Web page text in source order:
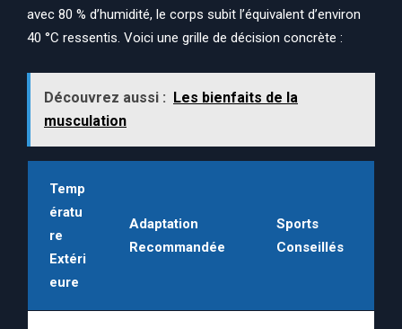
avec 80 % d’humidité, le corps subit l’équivalent d’environ
40 °C ressentis. Voici une grille de décision concrète :
Découvrez aussi : Les bienfaits de la
musculation
Temp
Ératu
Re
Extéri
Eure
Adaptation
Recommandée
Sports
Conseillés